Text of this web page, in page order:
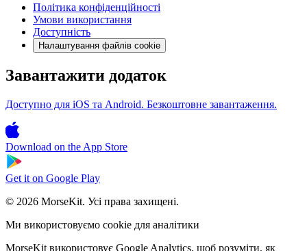
Політика конфіденційності
Умови використання
Доступність
Налаштування файлів cookie
Завантажити додаток
Доступно для iOS та Android. Безкоштовне завантаження.
Download on the App Store
Get it on Google Play
© 2026 MorseKit. Усі права захищені.
Ми використовуємо cookie для аналітики
MorseKit використовує Google Analytics, щоб розуміти, як